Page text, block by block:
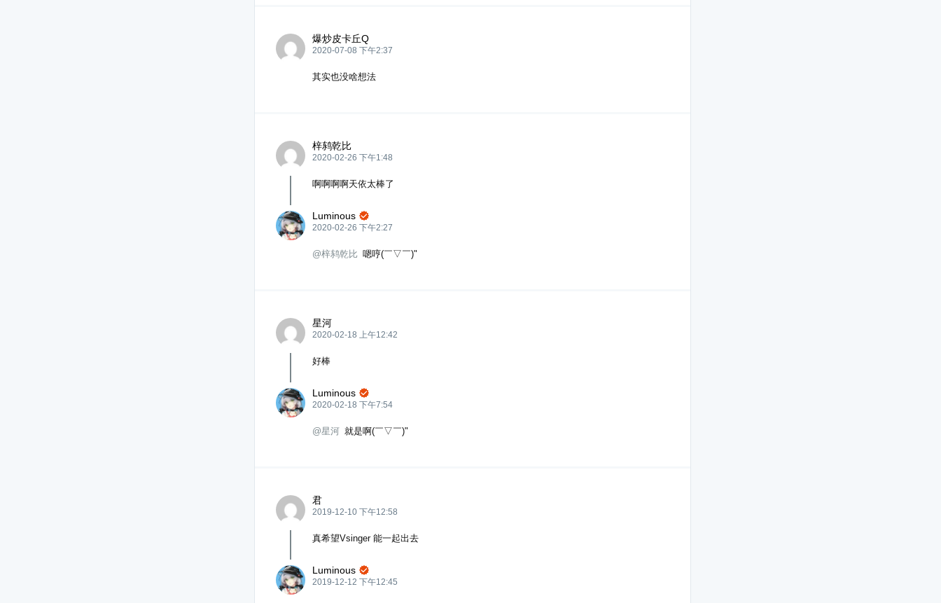
爆炒皮卡丘Q
2020-07-08 下午2:37
其实也没啥想法
梓鸫乾比
2020-02-26 下午1:48
啊啊啊啊天依太棒了
Luminous 
2020-02-26 下午2:27
@梓鸫乾比 嗯哼(￣▽￣)"
星河
2020-02-18 上午12:42
好棒
Luminous 
2020-02-18 下午7:54
@星河 就是啊(￣▽￣)"
君
2019-12-10 下午12:58
真希望Vsinger 能一起出去
Luminous 
2019-12-12 下午12:45